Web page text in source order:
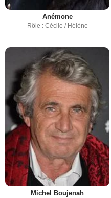
Anémone
Rôle : Cécile / Hélène
Michel Boujenah